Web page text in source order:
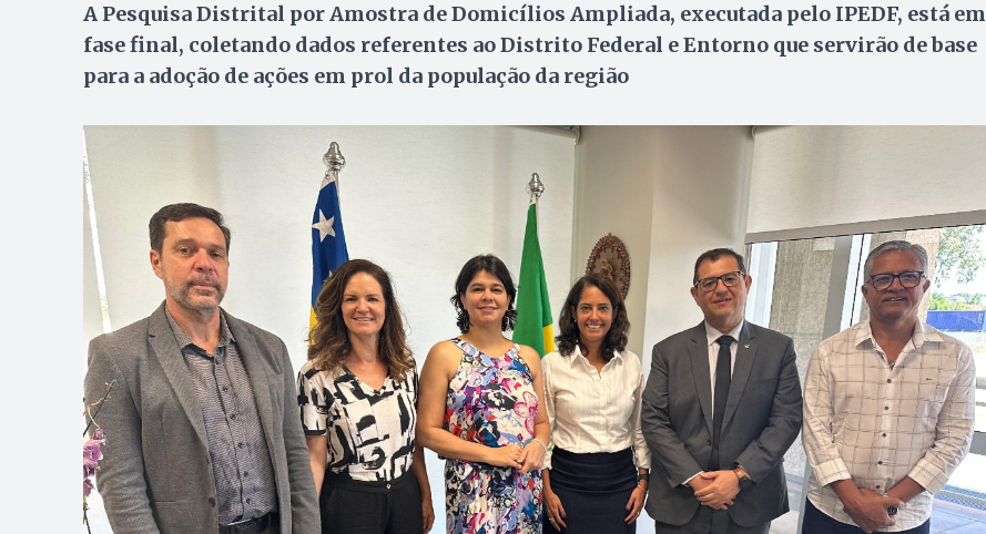
A Pesquisa Distrital por Amostra de Domicílios Ampliada, executada pelo IPEDF, está em
fase final, coletando dados referentes ao Distrito Federal e Entorno que servirão de base
para a adoção de ações em prol da população da região